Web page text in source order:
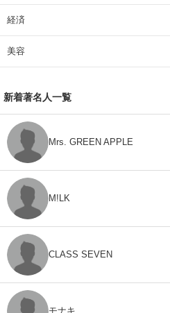
経済
美容
新着著名人一覧
Mrs. GREEN APPLE
M!LK
CLASS SEVEN
モナキ